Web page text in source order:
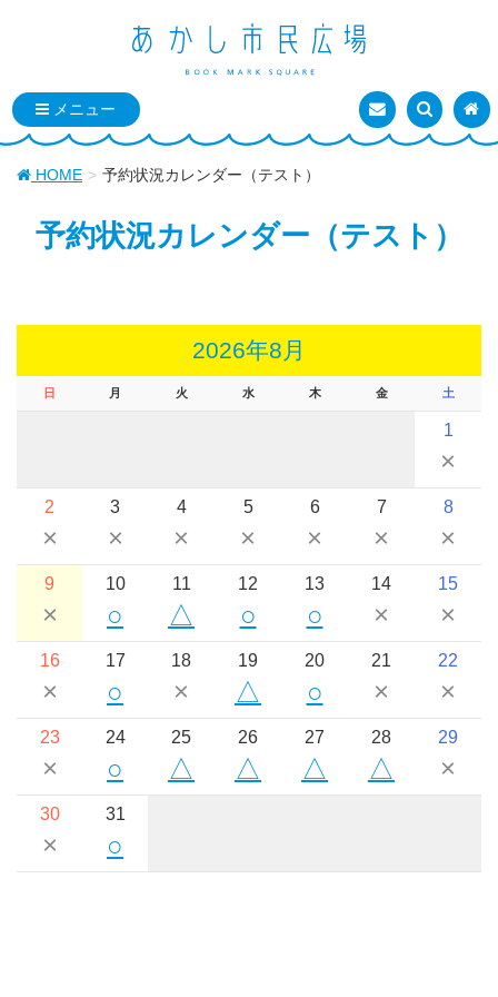
お問い合わせ
検索を表
ト
HOME 予約状況カレンダー（テスト）
予約状況カレンダー（テスト）
2026年8月
日 月 火 水 木 金 土
1
×
2
×
3
×
4
×
5
×
6
×
7
×
8
×
9
×
10
○
11
△
12
○
13
○
14
×
15
×
16
×
17
○
18
×
19
△
20
○
21
×
22
×
23
×
24
○
25
△
26
△
27
△
28
△
29
×
30
×
31
○